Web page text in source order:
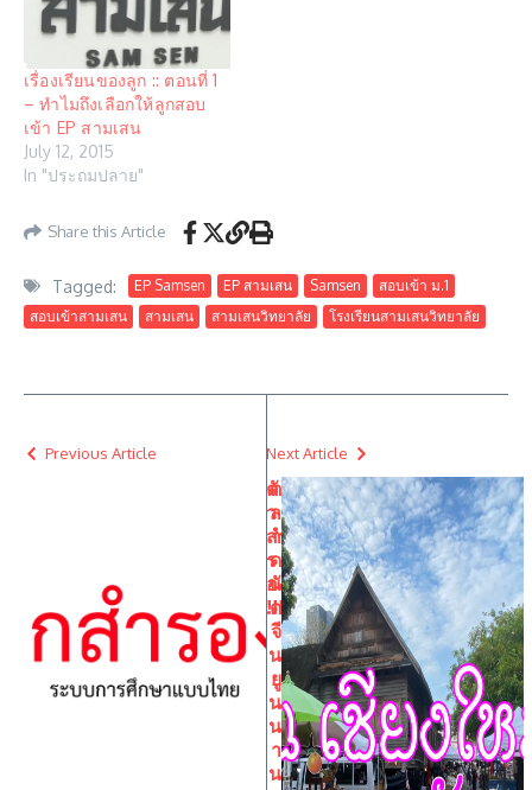
เรื่องเรียนของลูก :: ตอนที่ 1
– ทำไมถึงเลือกให้ลูกสอบ
เข้า EP สามเสน
July 12, 2015
In "ประถมปลาย"
Share this Article
Tagged: EP Samsen EP สามเสน Samsen
สอบเข้า ม.1
สอบเข้าสามเสน
สามเสน สามเสนวิทยาลัย โรงเรียนสามเสนวิทยาลัย
Previous Article
ตั
ว
สำ
ร
อง
!!!
Next Article
ต
ล
า
ด
นั
ด
จี
น
ยู
น
น
า
น